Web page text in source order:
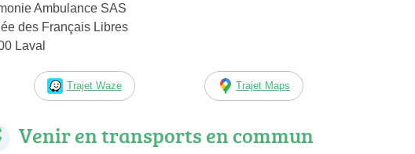
Ambulance SAS
des Français Libres
Laval
Trajet Waze Trajet Maps
Venir en transports en commun